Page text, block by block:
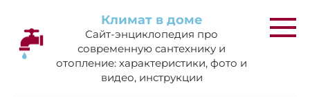
контенту
Климат в доме
Сайт-энциклопедия про
современную сантехнику и
отопление: характеристики, фото и
видео, инструкции